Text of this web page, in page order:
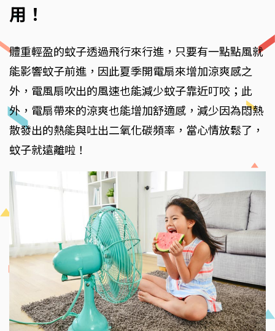
用！
體重輕盈的蚊子透過飛行來行進，只要有一點點風就
能影響蚊子前進，因此夏季開電扇來增加涼爽感之
外，電風扇吹出的風速也能減少蚊子靠近叮咬；此
外，電扇帶來的涼爽也能增加舒適感，減少因為悶熱
散發出的熱能與吐出二氧化碳頻率，當心情放鬆了，
蚊子就遠離啦！